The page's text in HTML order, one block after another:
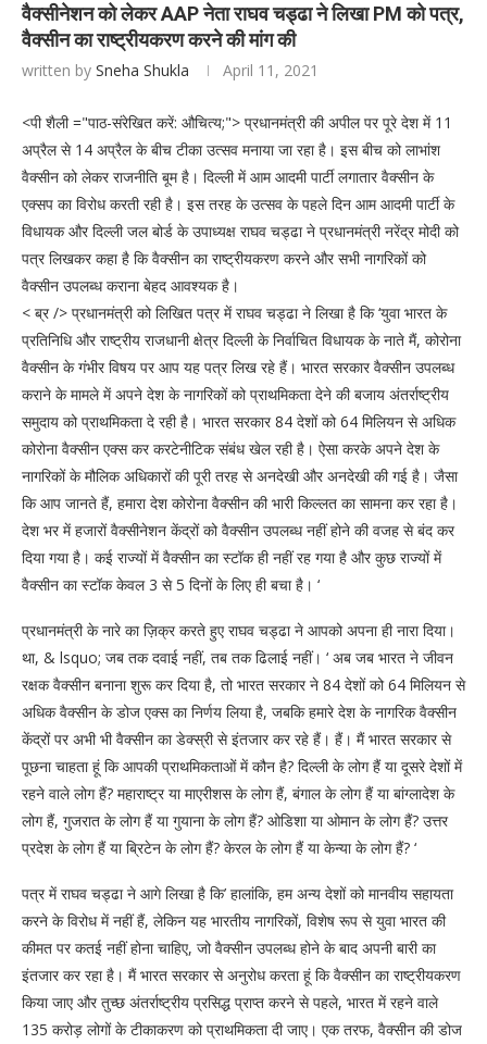
वैक्सीनेशन को लेकर AAP नेता राघव चड्ढा ने लिखा PM को पत्र,
वैक्सीन का राष्ट्रीयकरण करने की मांग की
written by Sneha Shukla April 11, 2021
<पी शैली ="पाठ-संरेखित करें: औचित्य;"> प्रधानमंत्री की अपील पर पूरे देश में 11
अप्रैल से 14 अप्रैल के बीच टीका उत्सव मनाया जा रहा है। इस बीच को लाभांश
वैक्सीन को लेकर राजनीति बूम है। दिल्ली में आम आदमी पार्टी लगातार वैक्सीन के
एक्सप का विरोध करती रही है। इस तरह के उत्सव के पहले दिन आम आदमी पार्टी के
विधायक और दिल्ली जल बोर्ड के उपाध्यक्ष राघव चड्ढा ने प्रधानमंत्री नरेंद्र मोदी को
पत्र लिखकर कहा है कि वैक्सीन का राष्ट्रीयकरण करने और सभी नागरिकों को
वैक्सीन उपलब्ध कराना बेहद आवश्यक है।
< ब्र /> प्रधानमंत्री को लिखित पत्र में राघव चड्ढा ने लिखा है कि ‘युवा भारत के
प्रतिनिधि और राष्ट्रीय राजधानी क्षेत्र दिल्ली के निर्वाचित विधायक के नाते मैं, कोरोना
वैक्सीन के गंभीर विषय पर आप यह पत्र लिख रहे हैं। भारत सरकार वैक्सीन उपलब्ध
कराने के मामले में अपने देश के नागरिकों को प्राथमिकता देने की बजाय अंतर्राष्ट्रीय
समुदाय को प्राथमिकता दे रही है। भारत सरकार 84 देशों को 64 मिलियन से अधिक
कोरोना वैक्सीन एक्स कर करटेनीटिक संबंध खेल रही है। ऐसा करके अपने देश के
नागरिकों के मौलिक अधिकारों की पूरी तरह से अनदेखी और अनदेखी की गई है। जैसा
कि आप जानते हैं, हमारा देश कोरोना वैक्सीन की भारी किल्लत का सामना कर रहा है।
देश भर में हजारों वैक्सीनेशन केंद्रों को वैक्सीन उपलब्ध नहीं होने की वजह से बंद कर
दिया गया है। कई राज्यों में वैक्सीन का स्टॉक ही नहीं रह गया है और कुछ राज्यों में
वैक्सीन का स्टॉक केवल 3 से 5 दिनों के लिए ही बचा है। ‘
प्रधानमंत्री के नारे का ज़िक्र करते हुए राघव चड्ढा ने आपको अपना ही नारा दिया।
था, & lsquo; जब तक दवाई नहीं, तब तक ढिलाई नहीं। ‘ अब जब भारत ने जीवन
रक्षक वैक्सीन बनाना शुरू कर दिया है, तो भारत सरकार ने 84 देशों को 64 मिलियन से
अधिक वैक्सीन के डोज एक्स का निर्णय लिया है, जबकि हमारे देश के नागरिक वैक्सीन
केंद्रों पर अभी भी वैक्सीन का डेक्स्री से इंतजार कर रहे हैं। हैं। मैं भारत सरकार से
पूछना चाहता हूं कि आपकी प्राथमिकताओं में कौन है? दिल्ली के लोग हैं या दूसरे देशों में
रहने वाले लोग हैं? महाराष्ट्र या माएरीशस के लोग हैं, बंगाल के लोग हैं या बांग्लादेश के
लोग हैं, गुजरात के लोग हैं या गुयाना के लोग हैं? ओडिशा या ओमान के लोग हैं? उत्तर
प्रदेश के लोग हैं या ब्रिटेन के लोग हैं? केरल के लोग हैं या केन्या के लोग हैं? ‘
पत्र में राघव चड्ढा ने आगे लिखा है कि’ हालांकि, हम अन्य देशों को मानवीय सहायता
करने के विरोध में नहीं हैं, लेकिन यह भारतीय नागरिकों, विशेष रूप से युवा भारत की
कीमत पर कतई नहीं होना चाहिए, जो वैक्सीन उपलब्ध होने के बाद अपनी बारी का
इंतजार कर रहा है। मैं भारत सरकार से अनुरोध करता हूं कि वैक्सीन का राष्ट्रीयकरण
किया जाए और तुच्छ अंतर्राष्ट्रीय प्रसिद्ध प्राप्त करने से पहले, भारत में रहने वाले
135 करोड़ लोगों के टीकाकरण को प्राथमिकता दी जाए। एक तरफ, वैक्सीन की डोज